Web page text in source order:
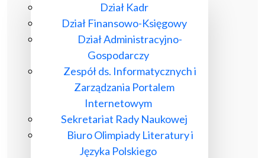
Dział Kadr
Dział Finansowo-Księgowy
Dział Administracyjno-
Gospodarczy
Zespół ds. Informatycznych i
Zarządzania Portalem
Internetowym
Sekretariat Rady Naukowej
Biuro Olimpiady Literatury i
Języka Polskiego